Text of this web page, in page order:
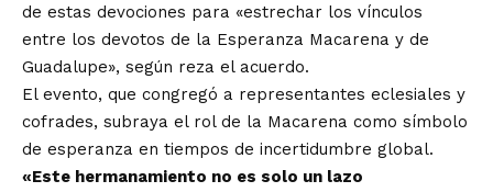
de estas devociones para «estrechar los vínculos
entre los devotos de la Esperanza Macarena y de
Guadalupe», según reza el acuerdo.
El evento, que congregó a representantes eclesiales y
cofrades, subraya el rol de la Macarena como símbolo
de esperanza en tiempos de incertidumbre global.
«Este hermanamiento no es solo un lazo